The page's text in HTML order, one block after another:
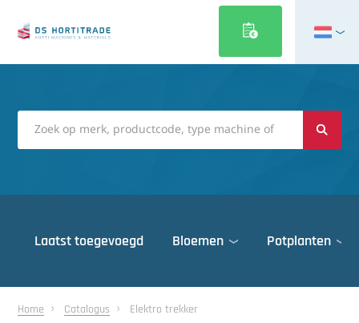
English
Deutsch
Polski
Română
Laatst toegevoegd Bloemen Potplanten
Home Catalogus Elektro trekker